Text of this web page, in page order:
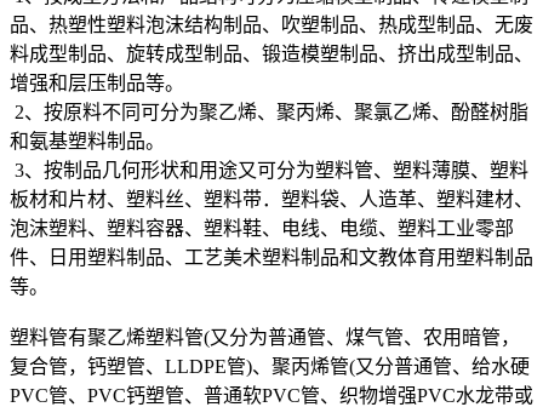
品、热塑性塑料泡沫结构制品、吹塑制品、热成型制品、无废
料成型制品、旋转成型制品、锻造模塑制品、挤出成型制品、
增强和层压制品等。
2、按原料不同可分为聚乙烯、聚丙烯、聚氯乙烯、酚醛树脂
和氨基塑料制品。
3、按制品几何形状和用途又可分为塑料管、塑料薄膜、塑料
板材和片材、塑料丝、塑料带．塑料袋、人造革、塑料建材、
泡沫塑料、塑料容器、塑料鞋、电线、电缆、塑料工业零部
件、日用塑料制品、工艺美术塑料制品和文教体育用塑料制品
等。
塑料管有聚乙烯塑料管(又分为普通管、煤气管、农用暗管，
复合管，钙塑管、LLDPE管)、聚丙烯管(又分普通管、给水硬
PVC管、PVC钙塑管、普通软PVC管、织物增强PVC水龙带或